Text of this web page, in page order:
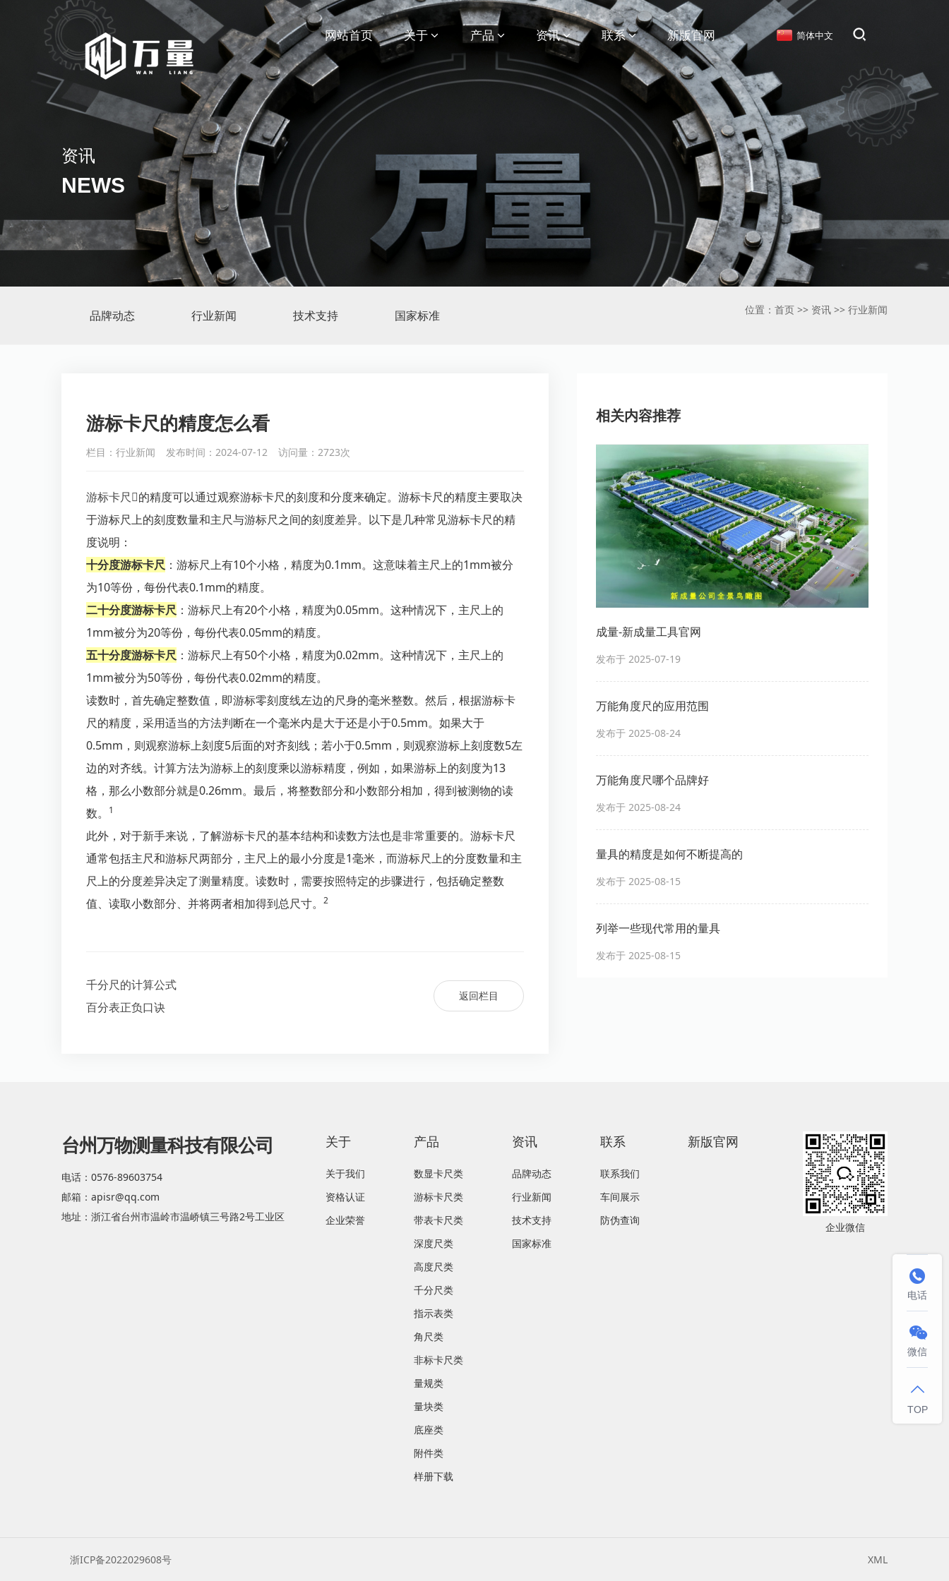
网站首页 关于 产品 资讯 联系 新版官网 简体中文
资讯
NEWS
品牌动态 行业新闻 技术支持 国家标准 位置： 首页 >> 资讯 >> 行业新闻
游标卡尺的精度怎么看
栏目：行业新闻 发布时间：2024-07-12 访问量：2723次
游标卡尺的精度可以通过观察游标卡尺的刻度和分度来确定。游标卡尺的精度主要取决
于游标尺上的刻度数量和主尺与游标尺之间的刻度差异。以下是几种常见游标卡尺的精
度说明：
十分度游标卡尺 ：游标尺上有10个小格，精度为0.1mm。这意味着主尺上的1mm被分
为10等份，每份代表0.1mm的精度。
二十分度游标卡尺 ：游标尺上有20个小格，精度为0.05mm。这种情况下，主尺上的
1mm被分为20等份，每份代表0.05mm的精度。
五十分度游标卡尺 ：游标尺上有50个小格，精度为0.02mm。这种情况下，主尺上的
1mm被分为50等份，每份代表0.02mm的精度。
读数时，首先确定整数值，即游标零刻度线左边的尺身的毫米整数。然后，根据游标卡
尺的精度，采用适当的方法判断在一个毫米内是大于还是小于0.5mm。如果大于
0.5mm，则观察游标上刻度5后面的对齐刻线；若小于0.5mm，则观察游标上刻度数5左
边的对齐线。计算方法为游标上的刻度乘以游标精度，例如，如果游标上的刻度为13
格，那么小数部分就是0.26mm。最后，将整数部分和小数部分相加，得到被测物的读
数。
1
此外，对于新手来说，了解游标卡尺的基本结构和读数方法也是非常重要的。游标卡尺
通常包括主尺和游标尺两部分，主尺上的最小分度是1毫米，而游标尺上的分度数量和主
尺上的分度差异决定了测量精度。读数时，需要按照特定的步骤进行，包括确定整数
值、读取小数部分、并将两者相加得到总尺寸。2
千分尺的计算公式
百分表正负口诀
返回栏目
相关内容推荐
成量-新成量工具官网
发布于 2025-07-19
万能角度尺的应用范围
发布于 2025-08-24
万能角度尺哪个品牌好
发布于 2025-08-24
量具的精度是如何不断提高的
发布于 2025-08-15
列举一些现代常用的量具
发布于 2025-08-15
台州万物测量科技有限公司
电话：0576-89603754
邮箱：apisr@qq.com
地址：浙江省台州市温岭市温峤镇三号路2号工业区
关于
关于我们
资格认证
企业荣誉
产品
数显卡尺类
游标卡尺类
带表卡尺类
深度尺类
高度尺类
千分尺类
指示表类
角尺类
非标卡尺类
量规类
量块类
底座类
附件类
样册下载
资讯
品牌动态
行业新闻
技术支持
国家标准
联系
联系我们
车间展示
防伪查询
新版官网
企业微信
浙ICP备2022029608号 XML

电话

微信

TOP